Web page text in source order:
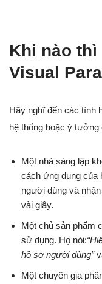
Khi nào
Visual
Hãy nghĩ đến các tình
hệ thống hoặc ý
Một nhà sáng lập
cách ứng dụng của
người dùng và
vài giây.
Một chủ sản phẩm
sử dụng. Họ nói:
hồ sơ người dùng”
Một chuyên gia